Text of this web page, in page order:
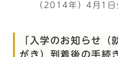
（2014年）4月1日
「入学のお知らせ（
がき）到着後の手続